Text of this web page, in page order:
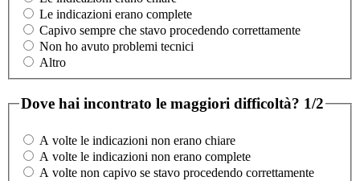
Le indicazioni erano complete
Capivo sempre che stavo procedendo correttamente
Non ho avuto problemi tecnici
Altro
Dove hai incontrato le maggiori difficoltà? 1/2
A volte le indicazioni non erano chiare
A volte le indicazioni non erano complete
A volte non capivo se stavo procedendo correttamente